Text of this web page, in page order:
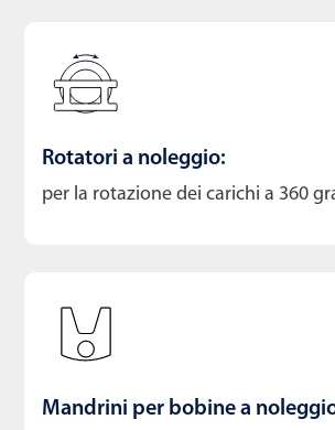
Rotatori a noleggio:
per la rotazione dei carichi a 360
Mandrini per bobine a